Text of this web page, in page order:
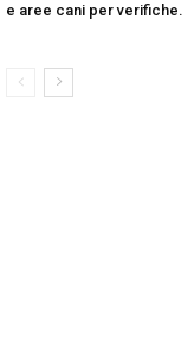
e aree cani per verifiche.